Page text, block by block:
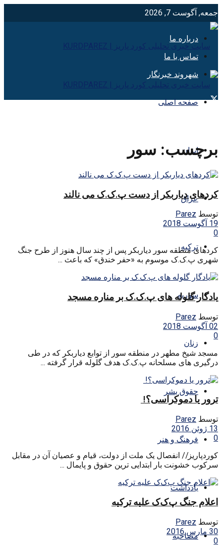
جمعه, آگوست 7, 2026
درباره ما
تماس با ما
شهروند خبرنگار
صفحه اصلی
ایران
عراق
ترکیه
سوریه
زنان
حقوق بشر
فرهنگ و هنر
یادداشت
مصاحبه
برچسب: سور
کردهای دیاربکر از دست پ.ک.ک می نالند
توسط Parez
19 آگوست 2018
0
کردهای منطقه سور دیاربکر پس از چند سال هنوز از طرح جنگ
شهری پ.ک.ک موسوم به «حفر خندق» که باعث ...
یادگار گلوله های پ.ک.ک بر مناره مسجد
توسط Parez
02 آگوست 2018
0
مسجد شیخ مطهر در منطقه سور از توابع دیاربکر که در طی
درگیری های مسلحانه پ.ک.ک هدف گلوله قرار گرفته ...
ترور یا دموکراسی؟!
توسط Parez
13 ژوئن 2016
0
کوردپاریز// انفصال یک ملت از دولت، قیام و عصیان آن در مقابل
سرکوب خشونت بار ابتدایی ترین حقوق و پایمال ...
اعلام جنگ پ‌ک‌ک علیه ترکیه
توسط Parez
30 مارس 2016
0